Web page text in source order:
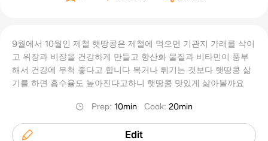
9월에서 10월인 제철 햇땅콩은 제철에 먹으면 기관지 가래를 삭이
고 위장과 비장을 건강하게 만들고 항산화 물질과 비타민이 풍부
해서 건강에 무척 좋다고 합니다 복거나 튀기는 것보다 햇땅콩 삶
기를 하면 흡수율도 높아진다고하니 햇땅콩 맛있게 삶아볼까요 ​
Prep:10min Cook:20min
Edit